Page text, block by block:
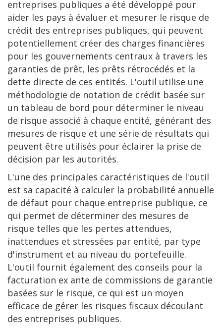
entreprises publiques a été développé pour
aider les pays à évaluer et mesurer le risque de
crédit des entreprises publiques, qui peuvent
potentiellement créer des charges financières
pour les gouvernements centraux à travers les
garanties de prêt, les prêts rétrocédés et la
dette directe de ces entités. L'outil utilise une
méthodologie de notation de crédit basée sur
un tableau de bord pour déterminer le niveau
de risque associé à chaque entité, générant des
mesures de risque et une série de résultats qui
peuvent être utilisés pour éclairer la prise de
décision par les autorités.
L'une des principales caractéristiques de l'outil
est sa capacité à calculer la probabilité annuelle
de défaut pour chaque entreprise publique, ce
qui permet de déterminer des mesures de
risque telles que les pertes attendues,
inattendues et stressées par entité, par type
d'instrument et au niveau du portefeuille.
L'outil fournit également des conseils pour la
facturation ex ante de commissions de garantie
basées sur le risque, ce qui est un moyen
efficace de gérer les risques fiscaux découlant
des entreprises publiques.